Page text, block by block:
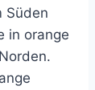
Süden
in orange